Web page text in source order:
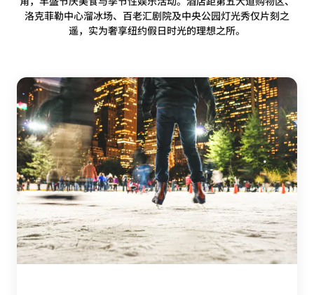
洛克菲勒中心溜冰场、百老汇剧院及中央公园灯光秀仅片刻之
遥，实为奢享纽约假日时光的理想之所。